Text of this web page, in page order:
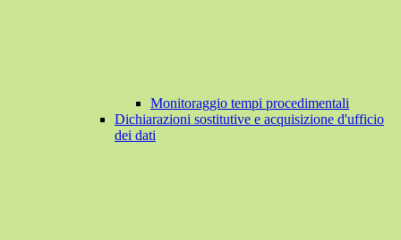
Monitoraggio tempi procedimentali
Dichiarazioni sostitutive e acquisizione d'ufficio
dei dati